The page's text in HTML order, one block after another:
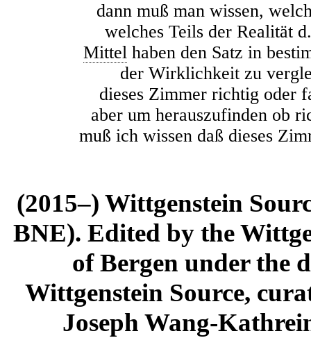
dann muß man wissen,
welches Teils der Realität
Mittel haben den Satz in
der Wirklichkeit zu
dieses Zimmer richtig oder
aber um herauszufinden ob
muß ich wissen daß dieses
(2015–) Wittgenstein
BNE). Edited by the
of Bergen under the
Wittgenstein Source,
Joseph Wang-